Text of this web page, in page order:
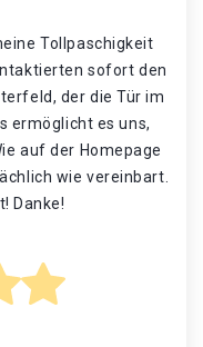
Tollpaschigkeit
sofort den
der die Tür im
ermöglicht es uns,
auf der Homepage
wie vereinbart.
Danke!